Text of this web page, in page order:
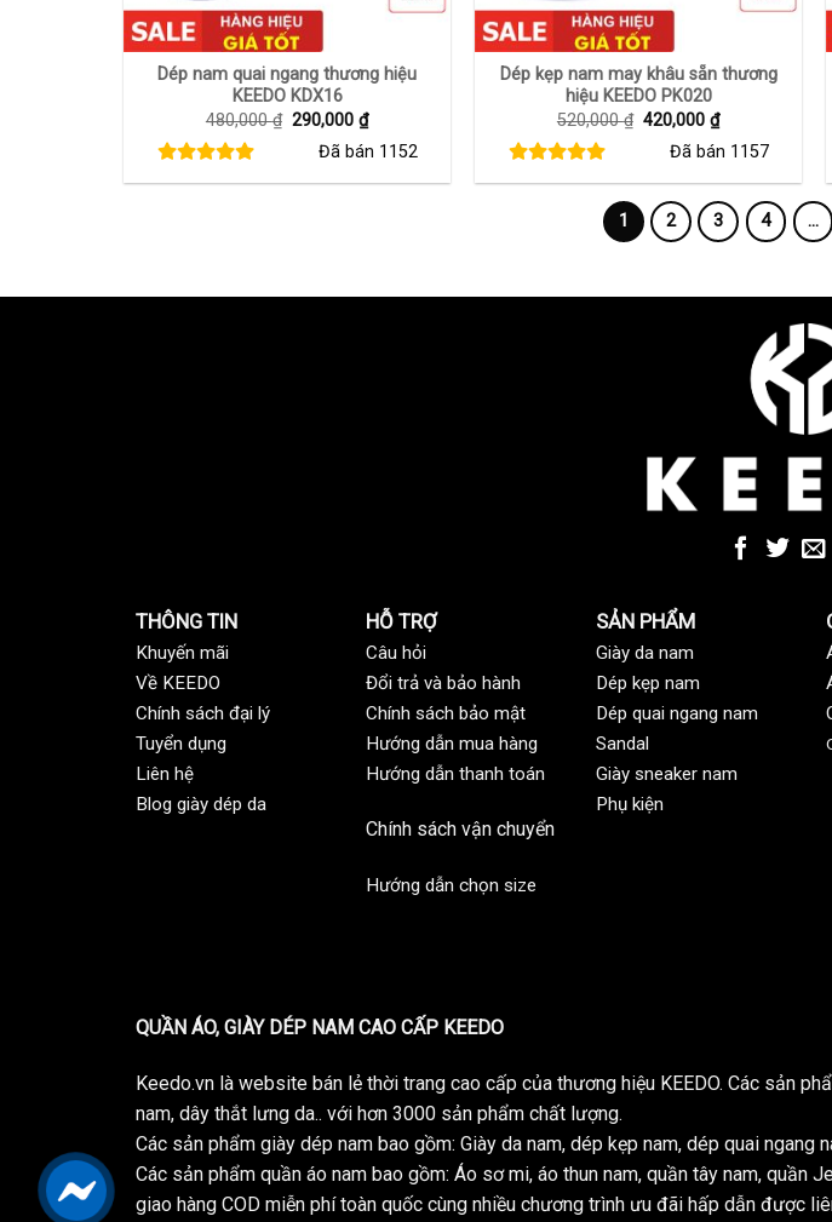
+
Dép nam quai ngang thương hiệu
KEEDO KDX16
480,000₫ Giá
290,000₫Giá
hiện
tại
290,000 ₫.
Đã bán 1152
+
Dép kẹp nam may khâu sẵn thương
hiệu KEEDO PK020
520,000₫ Giá
420,000₫Giá
hiện
tại
420,000 ₫.
Đã bán 1157
1 2 3 4 …
THÔNG TIN
Khuyến mãi
Về KEEDO
Chính sách đại lý
Tuyển dụng
Liên hệ
Blog giày dép da
HỖ TRỢ
Câu hỏi
Đổi trả và bảo hành
Chính sách bảo mật
Hướng dẫn mua hàng
Hướng dẫn thanh toán
Chính sách vận chuyển
Hướng dẫn chọn size
SẢN PHẨM
Giày da nam
Dép kẹp nam
Dép quai ngang nam
Sandal
Giày sneaker nam
Phụ kiện
QUẦN ÁO, GIÀY DÉP NAM CAO CẤP KEEDO
Keedo.vn là website bán lẻ thời trang cao cấp của thương hiệu KEEDO. Các sản
nam, dây thắt lưng da.. với hơn 3000 sản phẩm chất lượng.
Các sản phẩm giày dép nam bao gồm: Giày da nam, dép kẹp nam, dép quai ngang
Các sản phẩm quần áo nam bao gồm: Áo sơ mi, áo thun nam, quần tây nam, quần
giao hàng COD miễn phí toàn quốc cùng nhiều chương trình ưu đãi hấp dẫn được